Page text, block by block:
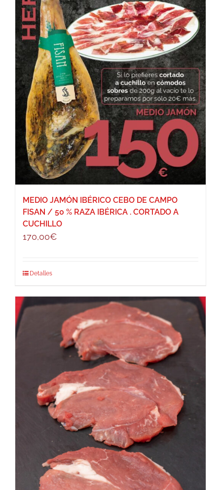
MEDIO JAMÓN IBÉRICO CEBO DE CAMPO
FISAN / 50 % RAZA IBÉRICA . CORTADO A
CUCHILLO
170,00€
Detalles